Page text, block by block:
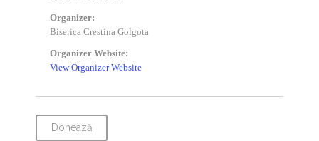
Organizer:
Biserica Crestina Golgota
Organizer Website:
View Organizer Website
Donează